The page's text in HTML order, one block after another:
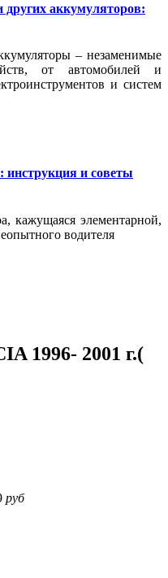
аккумуляторов:
– незаменимые
от автомобилей и
и систем
инструкция и советы
кажущаяся элементарной,
водителя
1996- 2001 г.(
руб